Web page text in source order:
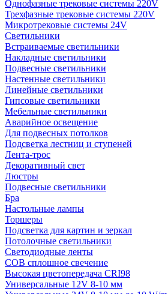
Однофазные трековые системы 220V
Трехфазные трековые системы 220V
Микротрековые системы 24V
Светильники
Встраиваемые светильники
Накладные светильники
Подвесные светильники
Настенные светильники
Линейные светильники
Гипсовые светильники
Мебельные светильники
Аварийное освещение
Для подвесных потолков
Подсветка лестниц и ступеней
Лента-трос
Декоративный свет
Люстры
Подвесные светильники
Бра
Настольные лампы
Торшеры
Подсветка для картин и зеркал
Потолочные светильники
Светодиодные ленты
COB сплошное свечение
Высокая цветопередача CRI98
Универсальные 12V 8-10 мм